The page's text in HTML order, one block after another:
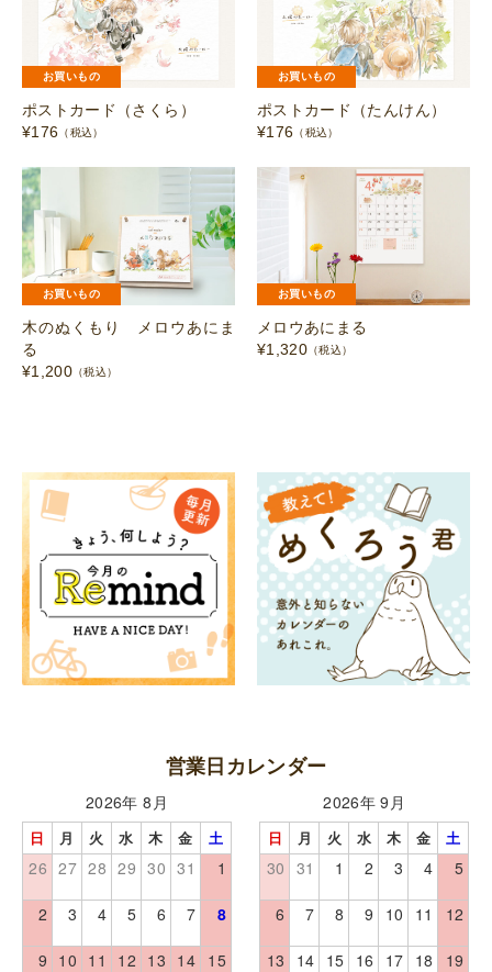
お買いもの
ポストカード（さくら）
¥176 （税込）
お買いもの
ポストカード（たんけん）
¥176 （税込）
お買いもの
木のぬくもり メロウあにま
る
¥1,200 （税込）
お買いもの
メロウあにまる
¥1,320 （税込）
営業日カレンダー
2026年 8月
日 月 火 水 木 金 土
26 27 28 29 30 31 1
2 3 4 5 6 7 8
9 10 11 12 13 14 15
2026年 9月
日 月 火 水 木 金 土
30 31 1 2 3 4 5
6 7 8 9 10 11 12
13 14 15 16 17 18 19